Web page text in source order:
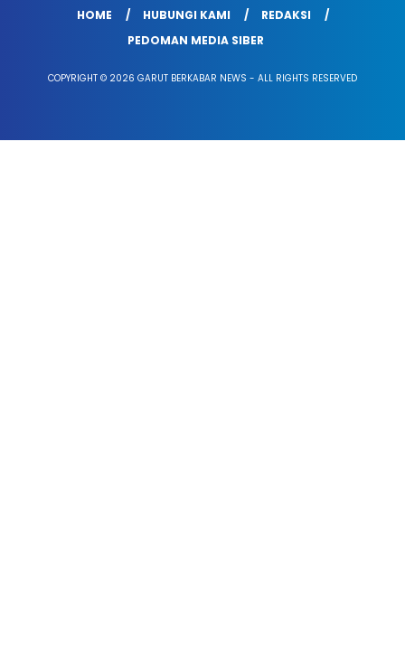
HOME HUBUNGI KAMI
REDAKSI
PEDOMAN MEDIA SIBER
COPYRIGHT © 2026 GARUT BERKABAR NEWS - ALL RIGHTS RESERVED